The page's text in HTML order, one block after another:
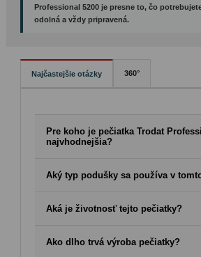
Professional 5200 je presne to, čo
odolná a vždy pripravená.
Najčastejšie otázky 360°
Pre koho je pečiatka Trodat
najvhodnejšia?
alebo notárov, ktorí používajú pečiatku často
Aký typ podušky sa používa v
možno jednoducho vymeniť bez zašpinenia
Aká je životnosť tejto pečiatky?
desiatky tisíc otlačkov bez potreby výmeny
Ako dlho trvá výroba pečiatky?